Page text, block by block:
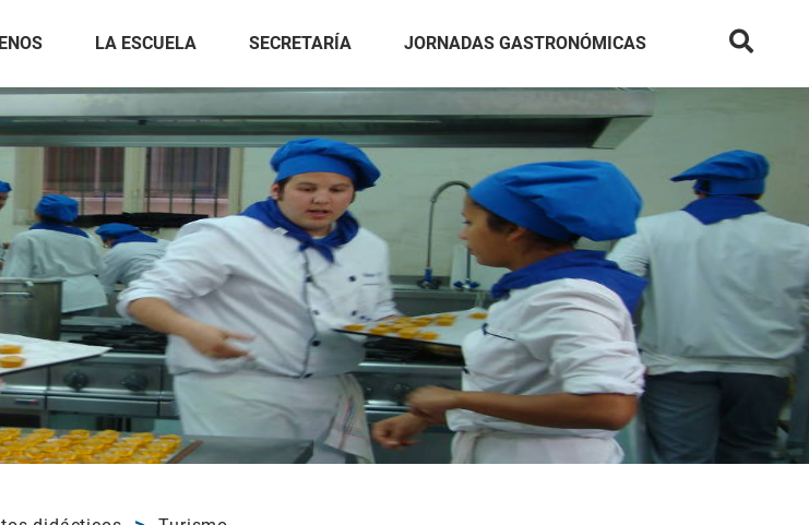
LA ESCUELA SECRETARÍA JORNADAS GASTRONÓMICAS